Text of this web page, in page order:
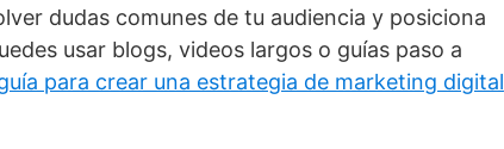
dudas comunes de tu audiencia y posiciona
usar blogs, videos largos o guías paso a
para crear una estrategia de marketing digital